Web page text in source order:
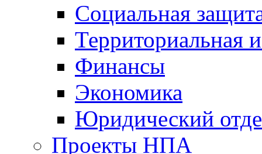
Социальная
Территориальная
Финансы
Экономика
Юридический
Проекты НПА